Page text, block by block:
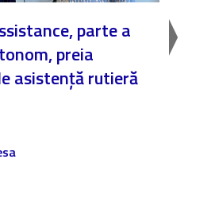
parte a
preia
asistență rutieră